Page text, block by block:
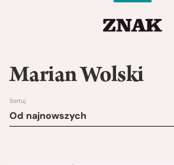
Marian Wolski
Sortuj
Od najnowszych